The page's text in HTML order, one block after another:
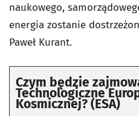
naukowego,
energia zostanie
Paweł Kurant.
Czym będzie
Technologiczne
Kosmicznej? (ESA)